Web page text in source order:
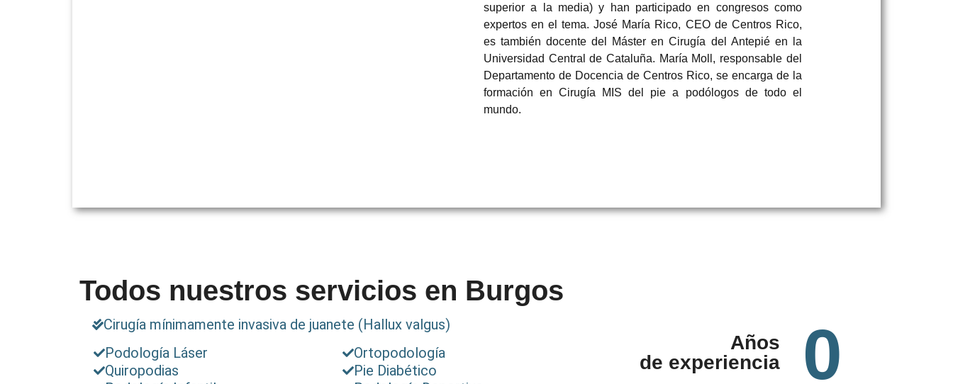
superior a la media) y han participado en congresos como
expertos en el tema. José María Rico, CEO de Centros Rico,
es también docente del Máster en Cirugía del Antepié en la
Universidad Central de Cataluña. María Moll, responsable del
Departamento de Docencia de Centros Rico, se encarga de la
formación en Cirugía MIS del pie a podólogos de todo el
mundo.
Todos nuestros servicios en Burgos
Cirugía mínimamente invasiva de juanete (Hallux valgus)
Podología Láser
Quiropodias
Ortopodología
Pie Diabético
Años
de experiencia
0